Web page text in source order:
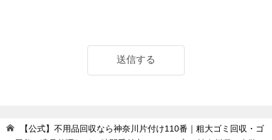
【公式】不用品回収なら神奈川片付け110番｜粗大ゴミ回収・ゴ